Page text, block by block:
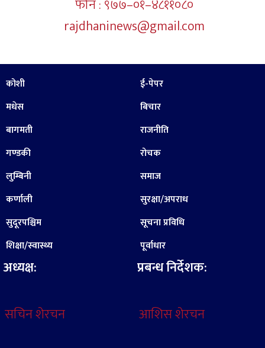
फोन : ९७७–०१–४८११०८०
rajdhaninews@gmail.com
कोशी
मधेस
बागमती
गण्डकी
लुम्बिनी
कर्णाली
सुदूरपश्चिम
शिक्षा/स्वास्थ्य
अध्यक्ष:
सचिन शेरचन
ई-पेपर
बिचार
राजनीति
रोचक
समाज
सुरक्षा/अपराध
सूचना प्रविधि
पूर्वाधार
प्रबन्ध निर्देशक:
आशिस शेरचन